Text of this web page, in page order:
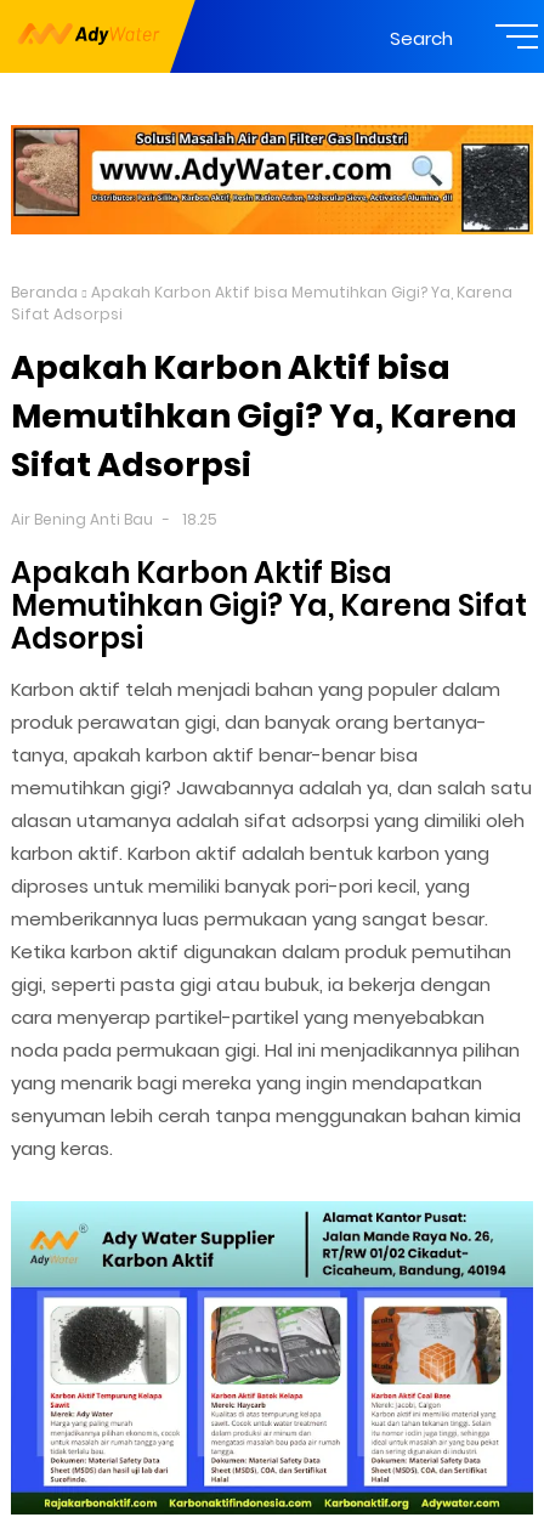
Search
Beranda
Apakah Karbon Aktif bisa Memutihkan Gigi? Ya, Karena
Sifat Adsorpsi
Apakah Karbon Aktif bisa
Memutihkan Gigi? Ya, Karena
Sifat Adsorpsi
Air Bening Anti Bau 18.25
Apakah Karbon Aktif Bisa
Memutihkan Gigi? Ya, Karena Sifat
Adsorpsi
Karbon aktif telah menjadi bahan yang populer dalam
produk perawatan gigi, dan banyak orang bertanya-
tanya, apakah karbon aktif benar-benar bisa
memutihkan gigi? Jawabannya adalah ya, dan salah satu
alasan utamanya adalah sifat adsorpsi yang dimiliki oleh
karbon aktif. Karbon aktif adalah bentuk karbon yang
diproses untuk memiliki banyak pori-pori kecil, yang
memberikannya luas permukaan yang sangat besar.
Ketika karbon aktif digunakan dalam produk pemutihan
gigi, seperti pasta gigi atau bubuk, ia bekerja dengan
cara menyerap partikel-partikel yang menyebabkan
noda pada permukaan gigi. Hal ini menjadikannya pilihan
yang menarik bagi mereka yang ingin mendapatkan
senyuman lebih cerah tanpa menggunakan bahan kimia
yang keras.